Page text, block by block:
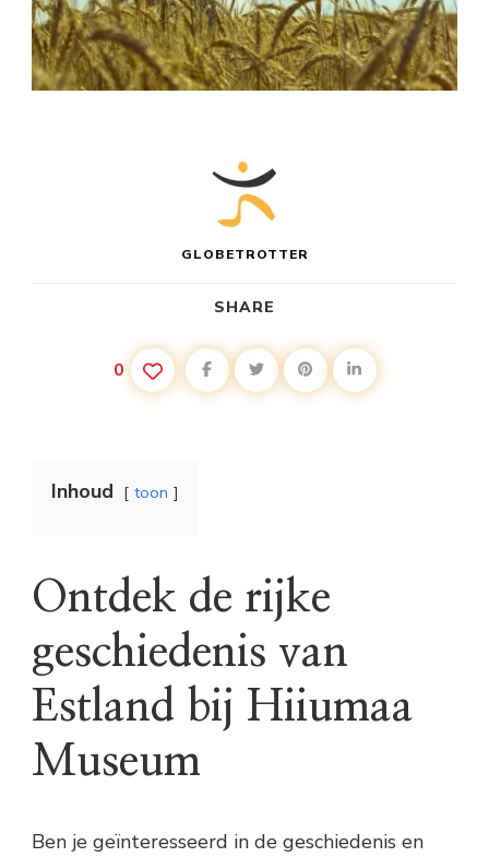
GLOBETROTTER
SHARE
0
Inhoud toon
Ontdek de rijke
geschiedenis van
Estland bij Hiiumaa
Museum
Ben je geïnteresseerd in de geschiedenis en